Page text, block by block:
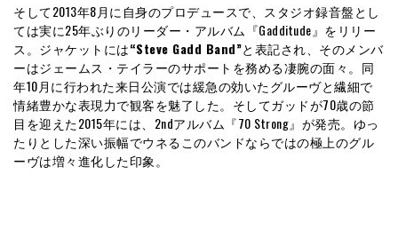
そして2013年8月に自身のプロデュースで、スタジオ録音盤とし
ては実に25年ぶりのリーダー・アルバム『Gadditude』をリリー
ス。ジャケットには“Steve Gadd Band”と表記され、そのメンバ
ーはジェームス・テイラーのサポートを務める凄腕の面々。同
年10月に行われた来日公演では緩急の効いたグルーヴと繊細で
情緒豊かな表現力で観客を魅了した。そしてガッドが70歳の節
目を迎えた2015年には、2ndアルバム『70 Strong』が発売。ゆっ
たりとした深い振幅でウネるこのバンドならではの極上のグル
ーヴは増々進化した印象。